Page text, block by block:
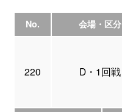
No. 会場・区分
220 D・1回戦